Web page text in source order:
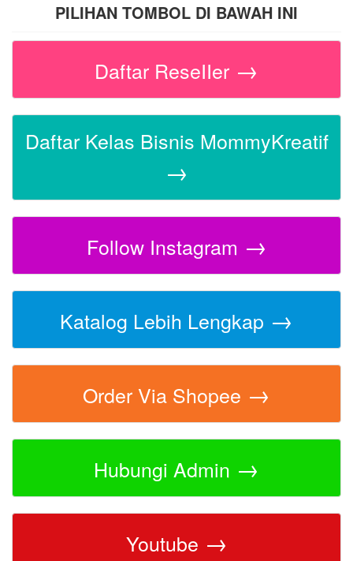
PILIHAN TOMBOL DI BAWAH INI
Daftar ReseIIer →
Daftar Kelas Bisnis MommyKreatif
→
Follow Instagram →
Katalog Lebih Lengkap →
Order Via Shopee →
Hubungi Admin →
Youtube →